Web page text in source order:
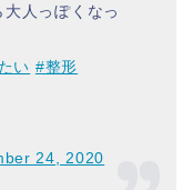
人っぽくなっ
い #整形
24, 2020